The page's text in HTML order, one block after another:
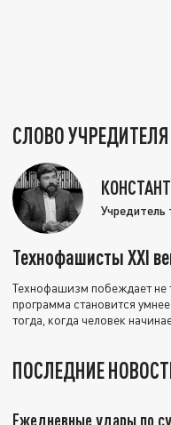
СЛОВО УЧРЕДИТЕЛЯ
Учредитель
Технофашисты XXI
Технофашизм побеждает не
программа становится
тогда, когда человек
ПОСЛЕДНИЕ
Ежедневные удары по